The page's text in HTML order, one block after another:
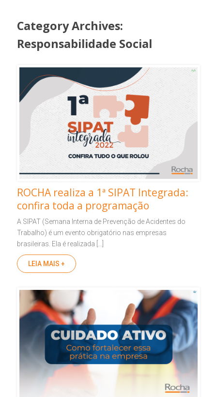
Category Archives:
Responsabilidade Social
ROCHA realiza a 1ª SIPAT Integrada:
confira toda a programação
A SIPAT (Semana Interna de Prevenção de Acidentes do
Trabalho) é um evento obrigatório nas empresas
brasileiras. Ela é realizada […]
LEIA MAIS +